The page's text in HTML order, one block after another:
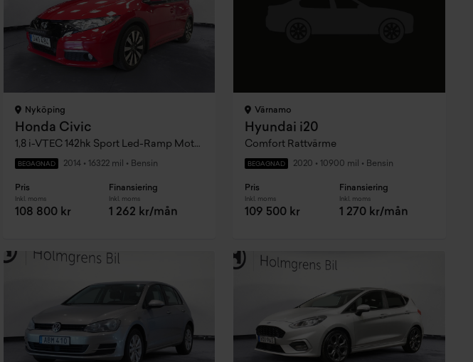
Nyköping
Honda Civic
1,8 i-VTEC 142hk Sport Led-Ramp Motorvärmare
BEGAGNAD 2014 • 16322 mil • Bensin
Pris
Inkl. moms
108 800 kr
Finansiering
Inkl. moms
1 262 kr/mån
Värnamo
Hyundai i20
Comfort Rattvärme
BEGAGNAD 2020 • 10900 mil • Bensin
Pris
Inkl. moms
109 500 kr
Finansiering
Inkl. moms
1 270 kr/mån